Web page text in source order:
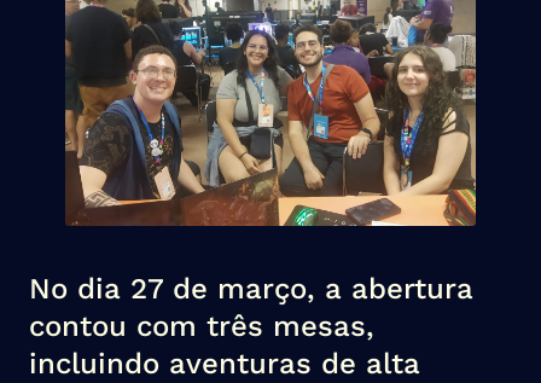
No dia 27 de março, a abertura
contou com três mesas,
incluindo aventuras de alta